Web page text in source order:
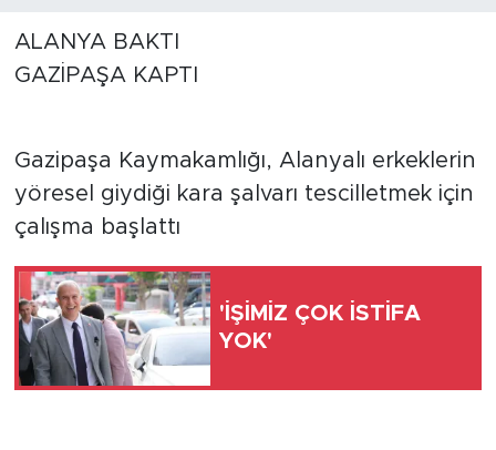
ALANYA BAKTI
GAZİPAŞA KAPTI
Gazipaşa Kaymakamlığı, Alanyalı erkeklerin
yöresel giydiği kara şalvarı tescilletmek için
çalışma başlattı
'İŞİMİZ ÇOK İSTİFA
YOK'
Siyaset
Turizm
Türkiye
Yaşam
Yerel